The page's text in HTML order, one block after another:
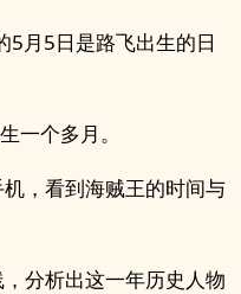
5月5日是路飞出生的日
一个多月。
，看到海贼王的时间与
分析出这一年历史人物